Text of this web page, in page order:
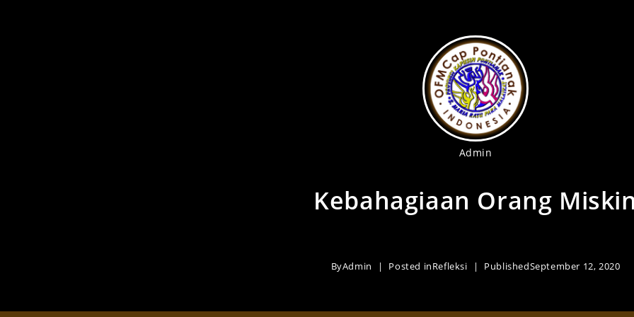
Admin
Kebahagiaan Orang
ByAdmin Posted inRefleksi PublishedSeptember 12, 2020